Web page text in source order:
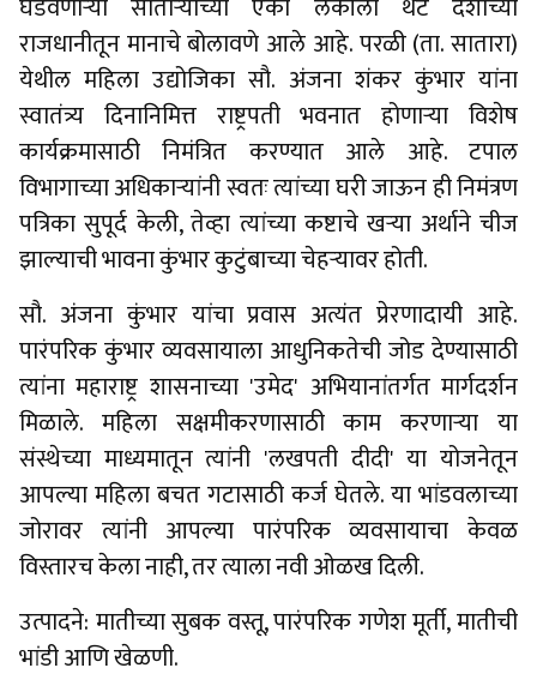
घडवणाऱ्या साताऱ्याच्या एका लेकीला थेट देशाच्या
राजधानीतून मानाचे बोलावणे आले आहे. परळी (ता. सातारा)
येथील महिला उद्योजिका सौ. अंजना शंकर कुंभार यांना
स्वातंत्र्य दिनानिमित्त राष्ट्रपती भवनात होणाऱ्या विशेष
कार्यक्रमासाठी निमंत्रित करण्यात आले आहे. टपाल
विभागाच्या अधिकाऱ्यांनी स्वतः त्यांच्या घरी जाऊन ही निमंत्रण
पत्रिका सुपूर्द केली, तेव्हा त्यांच्या कष्टाचे खऱ्या अर्थाने चीज
झाल्याची भावना कुंभार कुटुंबाच्या चेहऱ्यावर होती.
सौ. अंजना कुंभार यांचा प्रवास अत्यंत प्रेरणादायी आहे.
पारंपरिक कुंभार व्यवसायाला आधुनिकतेची जोड देण्यासाठी
त्यांना महाराष्ट्र शासनाच्या 'उमेद' अभियानांतर्गत मार्गदर्शन
मिळाले. महिला सक्षमीकरणासाठी काम करणाऱ्या या
संस्थेच्या माध्यमातून त्यांनी 'लखपती दीदी' या योजनेतून
आपल्या महिला बचत गटासाठी कर्ज घेतले. या भांडवलाच्या
जोरावर त्यांनी आपल्या पारंपरिक व्यवसायाचा केवळ
विस्तारच केला नाही, तर त्याला नवी ओळख दिली.
उत्पादने: मातीच्या सुबक वस्तू, पारंपरिक गणेश मूर्ती, मातीची
भांडी आणि खेळणी.